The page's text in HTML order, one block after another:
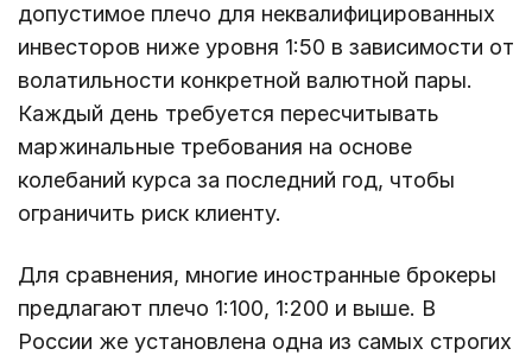
допустимое плечо для неквалифицированных
инвесторов ниже уровня 1:50 в зависимости от
волатильности конкретной валютной пары.
Каждый день требуется пересчитывать
маржинальные требования на основе
колебаний курса за последний год, чтобы
ограничить риск клиенту.
Для сравнения, многие иностранные брокеры
предлагают плечо 1:100, 1:200 и выше. В
России же установлена одна из самых строгих